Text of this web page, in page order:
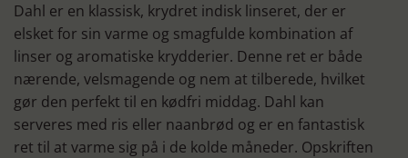
Dahl er en klassisk, krydret indisk linseret, der er
elsket for sin varme og smagfulde kombination af
linser og aromatiske krydderier. Denne ret er både
nærende, velsmagende og nem at tilberede, hvilket
gør den perfekt til en kødfri middag. Dahl kan
serveres med ris eller naanbrød og er en fantastisk
ret til at varme sig på i de kolde måneder. Opskriften